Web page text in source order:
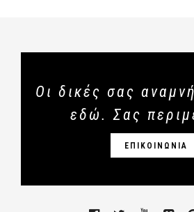
Οι δικές σας
εδώ. Σας
ΕΠΙΚΟΙΝΩΝΙΑ